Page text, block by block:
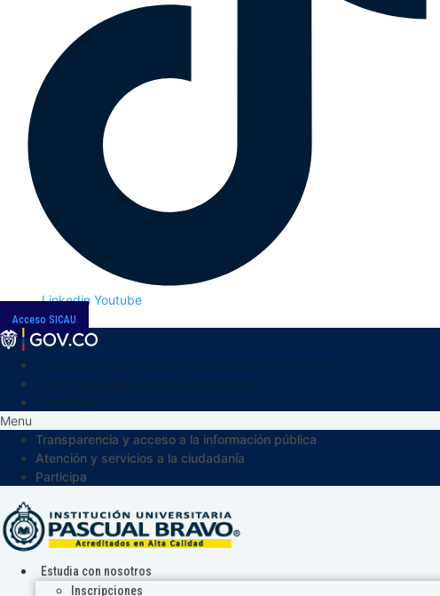
Linkedin Youtube
Acceso SICAU
Menu
Transparencia y acceso a la información pública
Atención y servicios a la ciudadanía
Participa
Estudia con nosotros
Inscripciones